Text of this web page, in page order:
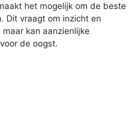
het mogelijk om de beste
Dit vraagt om inzicht en
kan aanzienlijke
de oogst.